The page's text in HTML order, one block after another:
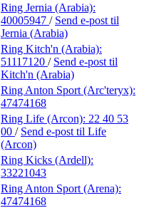
Ring Jernia (Arabia):
40005947 / Send e-post til
Jernia (Arabia)
Ring Kitch'n (Arabia):
51117120 / Send e-post til
Kitch'n (Arabia)
Ring Anton Sport (Arc'teryx):
47474168
Ring Life (Arcon): 22 40 53
00 / Send e-post til Life
(Arcon)
Ring Kicks (Ardell):
33221043
Ring Anton Sport (Arena):
47474168